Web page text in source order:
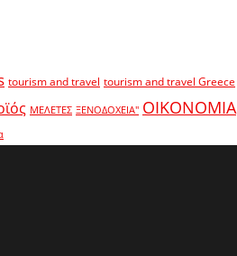
tourism and travel tourism and travel Greece
ΜΕΛΕΤΕΣ ΞΕΝΟΔΟΧΕΙΑ" ΟΙΚΟΝΟΜΙΑ